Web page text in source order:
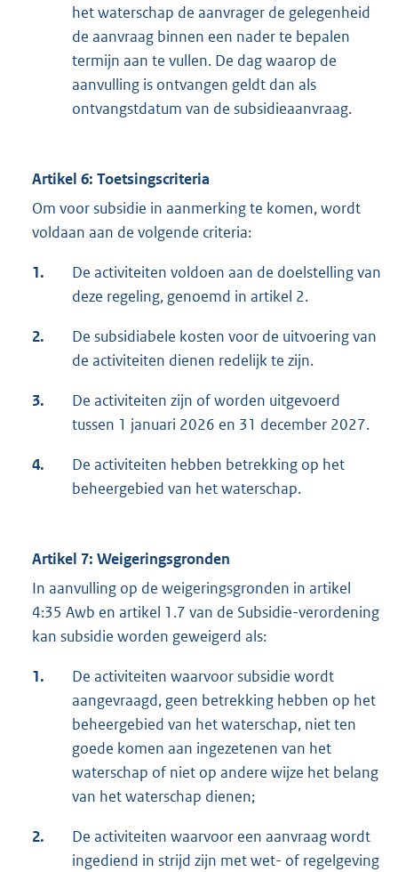
het waterschap de aanvrager de gelegenheid
de aanvraag binnen een nader te bepalen
termijn aan te vullen. De dag waarop de
aanvulling is ontvangen geldt dan als
ontvangstdatum van de subsidieaanvraag.
Artikel 6: Toetsingscriteria
Om voor subsidie in aanmerking te komen, wordt
voldaan aan de volgende criteria:
1.
De activiteiten voldoen aan de doelstelling van
deze regeling, genoemd in artikel 2.
2.
De subsidiabele kosten voor de uitvoering van
de activiteiten dienen redelijk te zijn.
3.
De activiteiten zijn of worden uitgevoerd
tussen 1 januari 2026 en 31 december 2027.
4.
De activiteiten hebben betrekking op het
beheergebied van het waterschap.
Artikel 7: Weigeringsgronden
In aanvulling op de weigeringsgronden in artikel
4:35 Awb en artikel 1.7 van de Subsidie-verordening
kan subsidie worden geweigerd als:
1.
De activiteiten waarvoor subsidie wordt
aangevraagd, geen betrekking hebben op het
beheergebied van het waterschap, niet ten
goede komen aan ingezetenen van het
waterschap of niet op andere wijze het belang
van het waterschap dienen;
2.
De activiteiten waarvoor een aanvraag wordt
ingediend in strijd zijn met wet- of regelgeving